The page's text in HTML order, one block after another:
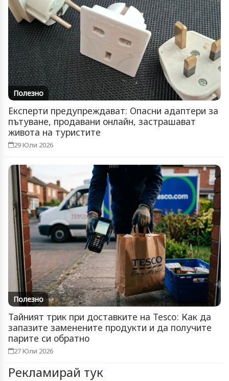
Полезно
Експерти предупреждават: Опасни адаптери за
пътуване, продавани онлайн, застрашават
живота на туристите
29 Юли 2026
Полезно
Тайният трик при доставките на Tesco: Как да
запазите заменените продукти и да получите
парите си обратно
27 Юли 2026
Рекламирай тук